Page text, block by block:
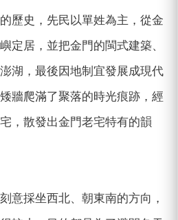
歷史，先民以單姓為主，從金
定居，並把金門的閩式建築、
湖，最後因地制宜發展成現代
牆爬滿了聚落的時光痕跡，經
，散發出金門老宅特有的韻
意採坐西北、朝東南的方向，